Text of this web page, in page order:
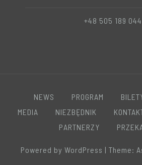
+48 505 189 044
NEWS PROGRAM
MEDIA
NIEZBĘDNIK
PARTNERZY
Powered by WordPress | Theme: